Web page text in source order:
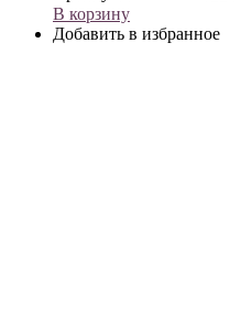
В корзину
Добавить в избранное